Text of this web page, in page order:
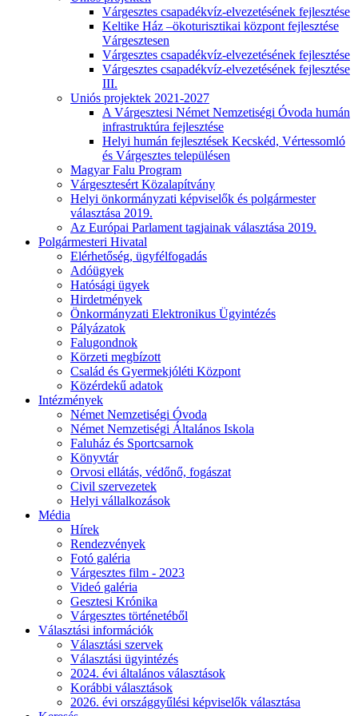
Várgesztes csapadékvíz-elvezetésének fejlesztése
Keltike Ház –ökoturisztikai központ fejlesztése
Várgesztesen
Várgesztes csapadékvíz-elvezetésének fejlesztése
Várgesztes csapadékvíz-elvezetésének fejlesztése
III.
Uniós projektek 2021-2027
A Várgesztesi Német Nemzetiségi Óvoda humán
infrastruktúra fejlesztése
Helyi humán fejlesztések Kecskéd, Vértessomló
és Várgesztes településen
Magyar Falu Program
Várgesztesért Közalapítvány
Helyi önkormányzati képviselők és polgármester
választása 2019.
Az Európai Parlament tagjainak választása 2019.
Polgármesteri Hivatal
Elérhetőség, ügyfélfogadás
Adóügyek
Hatósági ügyek
Hirdetmények
Önkormányzati Elektronikus Ügyintézés
Pályázatok
Falugondnok
Körzeti megbízott
Család és Gyermekjóléti Központ
Közérdekű adatok
Intézmények
Német Nemzetiségi Óvoda
Német Nemzetiségi Általános Iskola
Faluház és Sportcsarnok
Könyvtár
Orvosi ellátás, védőnő, fogászat
Civil szervezetek
Helyi vállalkozások
Média
Hírek
Rendezvények
Fotó galéria
Várgesztes film - 2023
Videó galéria
Gesztesi Krónika
Várgesztes történetéből
Választási információk
Választási szervek
Választási ügyintézés
2024. évi általános választások
Korábbi választások
2026. évi országgyűlési képviselők választása